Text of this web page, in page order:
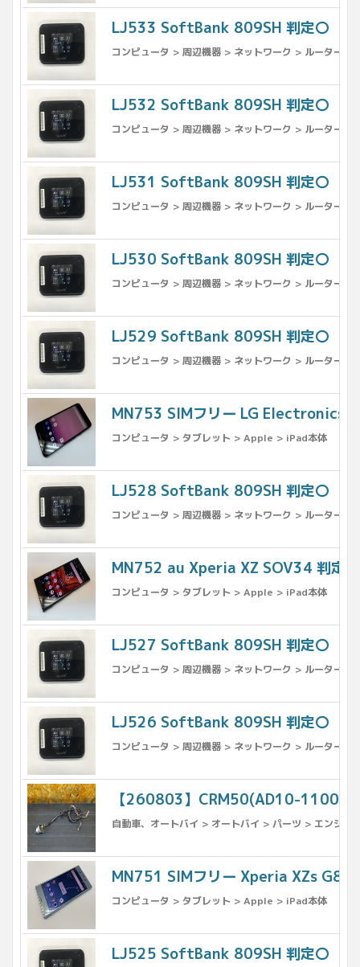
LJ533 SoftBank 809SH 判定〇
コンピュータ > 周辺機器 > ネットワーク > ルーター
LJ532 SoftBank 809SH 判定〇
コンピュータ > 周辺機器 > ネットワーク > ルーター
LJ531 SoftBank 809SH 判定〇
コンピュータ > 周辺機器 > ネットワーク > ルーター
LJ530 SoftBank 809SH 判定〇
コンピュータ > 周辺機器 > ネットワーク > ルーター
LJ529 SoftBank 809SH 判定〇
コンピュータ > 周辺機器 > ネットワーク > ルーター
MN753 SIMフリー LG Electronics
コンピュータ > タブレット > Apple > iPad本体
LJ528 SoftBank 809SH 判定〇
コンピュータ > 周辺機器 > ネットワーク > ルーター
MN752 au Xperia XZ SOV34 判定〇
コンピュータ > タブレット > Apple > iPad本体
LJ527 SoftBank 809SH 判定〇
コンピュータ > 周辺機器 > ネットワーク > ルーター
LJ526 SoftBank 809SH 判定〇
コンピュータ > 周辺機器 > ネットワーク > ルーター
【260803】CRM50(AD10-1100)◇
自動車、オートバイ > オートバイ > パーツ > エンジン
MN751 SIMフリー Xperia XZs
コンピュータ > タブレット > Apple > iPad本体
LJ525 SoftBank 809SH 判定〇